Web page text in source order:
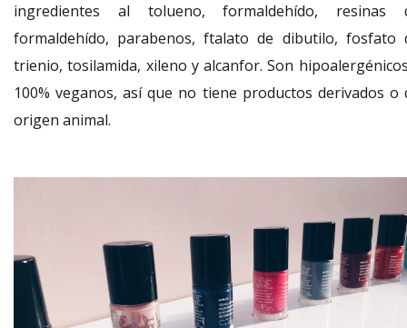
ingredientes al tolueno, formaldehído, resinas
formaldehído, parabenos, ftalato de dibutilo, fosfato
trienio, tosilamida, xileno y alcanfor. Son
100% veganos, así que no tiene productos derivados o
origen animal.